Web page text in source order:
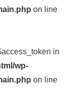
on line
in
wp-
on line